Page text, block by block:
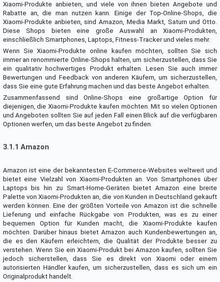
Xiaomi-Produkte anbieten, und viele von ihnen bieten Angebote und
Rabatte an, die man nutzen kann. Einige der Top-Online-Shops, die
Xiaomi-Produkte anbieten, sind Amazon, Media Markt, Saturn und Otto.
Diese Shops bieten eine große Auswahl an Xiaomi-Produkten,
einschließlich Smartphones, Laptops, Fitness-Tracker und vieles mehr.
Wenn Sie Xiaomi-Produkte online kaufen möchten, sollten Sie sich
immer an renommierte Online-Shops halten, um sicherzustellen, dass Sie
ein qualitativ hochwertiges Produkt erhalten. Lesen Sie auch immer
Bewertungen und Feedback von anderen Käufern, um sicherzustellen,
dass Sie eine gute Erfahrung machen und das beste Angebot erhalten.
Zusammenfassend sind Online-Shops eine großartige Option für
diejenigen, die Xiaomi-Produkte kaufen möchten. Mit so vielen Optionen
und Angeboten sollten Sie auf jeden Fall einen Blick auf die verfügbaren
Optionen werfen, um das beste Angebot zu finden.
3.1.1 Amazon
Amazon ist eine der bekanntesten E-Commerce-Websites weltweit und
bietet eine Vielzahl von Xiaomi-Produkten an. Von Smartphones über
Laptops bis hin zu Smart-Home-Geräten bietet Amazon eine breite
Palette von Xiaomi-Produkten an, die von Kunden in Deutschland gekauft
werden können. Eine der größten Vorteile von Amazon ist die schnelle
Lieferung und einfache Rückgabe von Produkten, was es zu einer
bequemen Option für Kunden macht, die Xiaomi-Produkte kaufen
möchten. Darüber hinaus bietet Amazon auch Kundenbewertungen an,
die es den Käufern erleichtern, die Qualität der Produkte besser zu
verstehen. Wenn Sie ein Xiaomi-Produkt bei Amazon kaufen, sollten Sie
jedoch sicherstellen, dass Sie es direkt von Xiaomi oder einem
autorisierten Händler kaufen, um sicherzustellen, dass es sich um ein
Originalprodukt handelt.